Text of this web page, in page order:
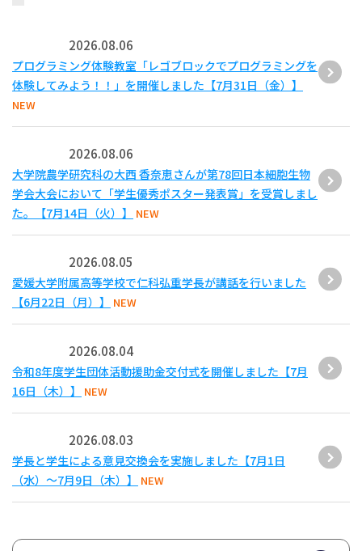
2026.08.06
プログラミング体験教室「レゴブロックでプログラミングを
体験してみよう！！」を開催しました【7月31日（金）】
NEW
2026.08.06
大学院農学研究科の大西 香奈恵さんが第78回日本細胞生物
学会大会において「学生優秀ポスター発表賞」を受賞しまし
た。【7月14日（火）】
NEW
2026.08.05
愛媛大学附属高等学校で仁科弘重学長が講話を行いました
【6月22日（月）】
NEW
2026.08.04
令和8年度学生団体活動援助金交付式を開催しました【7月
16日（木）】
NEW
2026.08.03
学長と学生による意見交換会を実施しました【7月1日
（水）～7月9日（木）】
NEW